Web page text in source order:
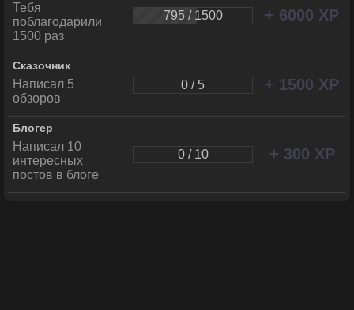
Тебя
поблагодарили
1500 раз
795 / 1500 + 6000 XP
Сказочник
Написал 5
обзоров
0 / 5 + 1500 XP
Блогер
Написал 10
интересных
постов в блоге
0 / 10 + 300 XP